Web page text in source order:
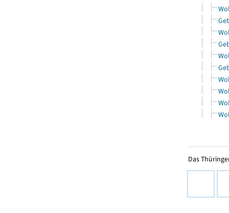
Das